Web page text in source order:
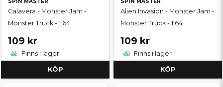
SPIN MASTER
Calavera - Monster Jam -
Monster Truck - 1:64
109 kr
Finns i lager
KÖP
SPIN MASTER
Alien Invasion - Monster Jam -
Monster Truck - 1:64
109 kr
Finns i lager
KÖP